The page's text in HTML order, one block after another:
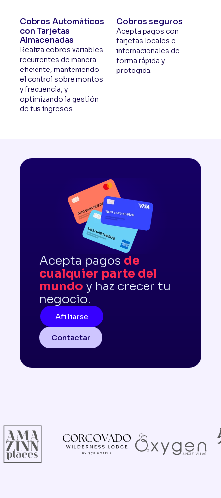
Cobros Automáticos
con Tarjetas
Almacenadas
Realiza cobros variables
recurrentes de manera
eficiente, manteniendo
el control sobre montos
y frecuencia, y
optimizando la gestión
de tus ingresos.
Cobros seguros
Acepta pagos con
tarjetas locales e
internacionales de
forma rápida y
protegida.
Acepta pagos de
cualquier parte del
mundo y haz crecer tu
negocio.
Afiliarse
Contactar